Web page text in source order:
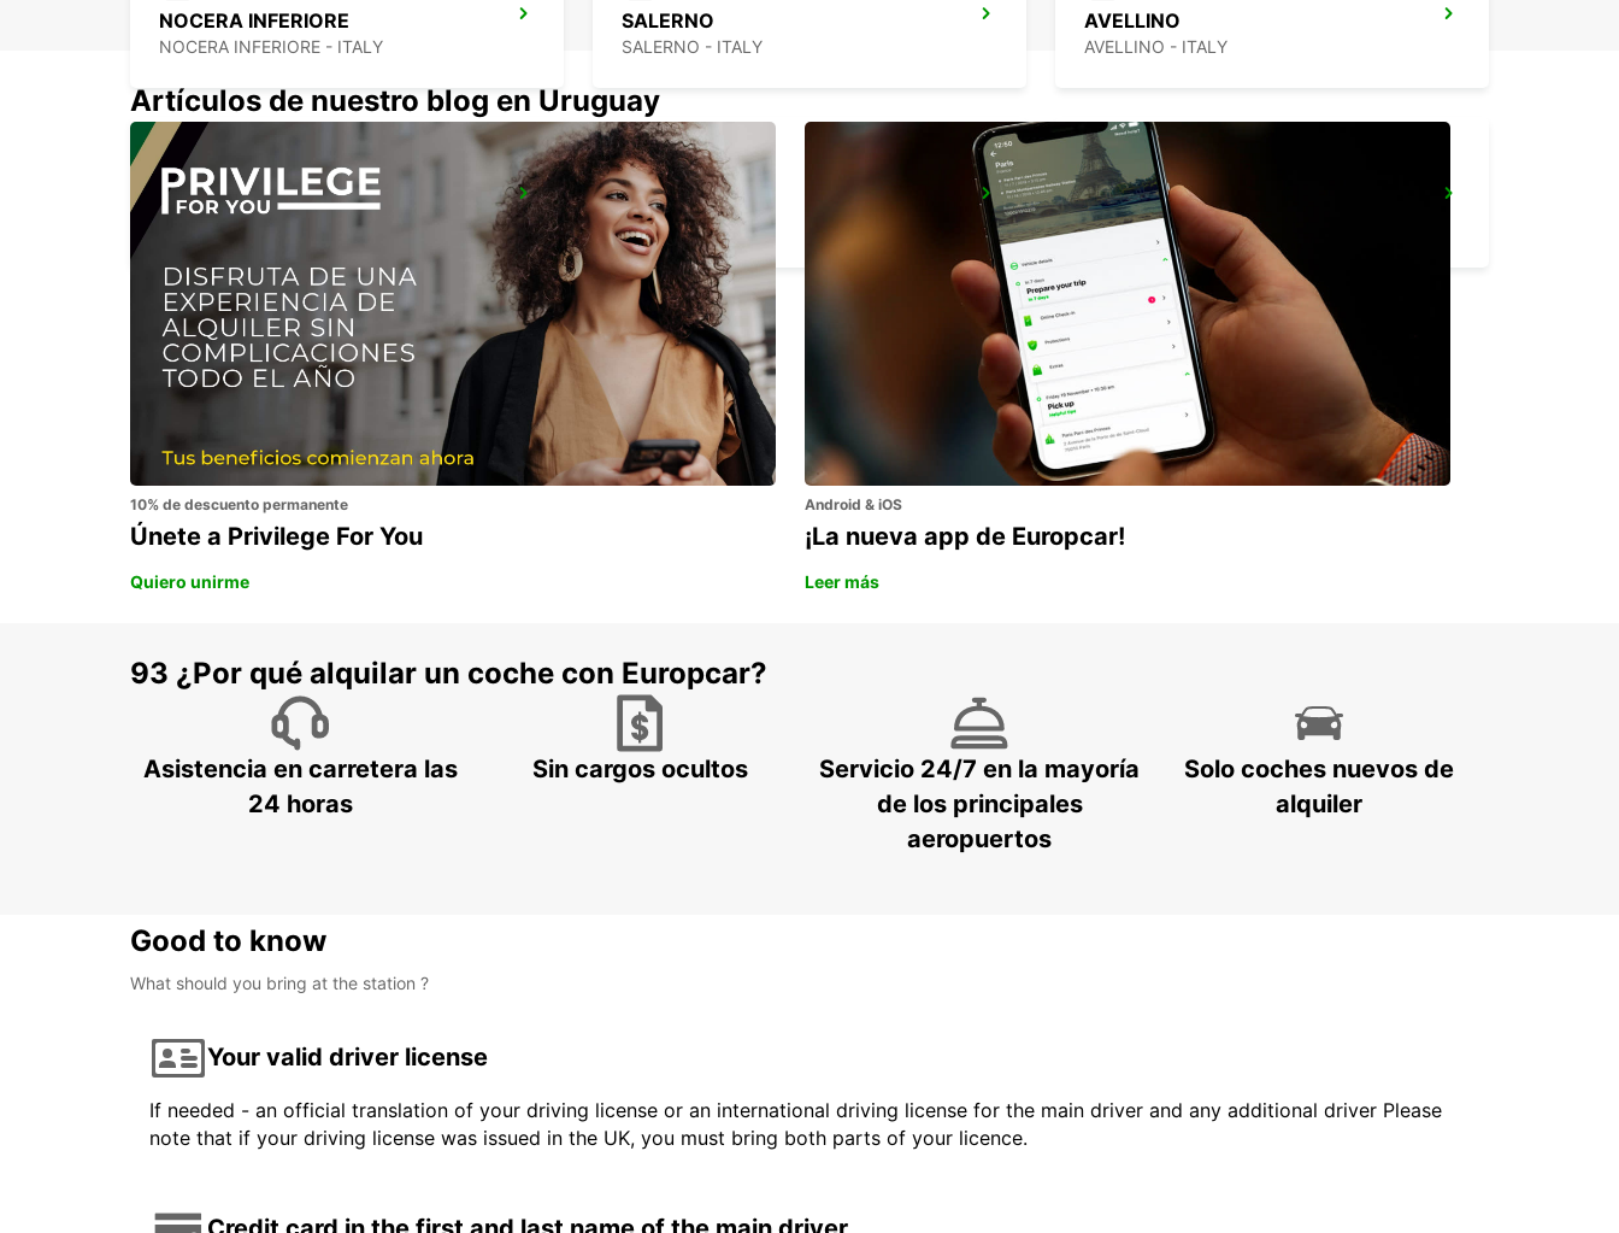
NOCERA INFERIORE
NOCERA INFERIORE - ITALY
SALERNO
SALERNO - ITALY
AVELLINO
AVELLINO - ITALY
LATINA
LATINA - ITALY
FOGGIA
FOGGIA - ITALY
VASTO
VASTO - ITALY
Artículos de nuestro blog en Uruguay
10% de descuento permanente
Únete a Privilege For You
Quiero unirme
Android & iOS
¡La nueva app de Europcar!
Leer más
93 ¿Por qué alquilar un coche con Europcar?
Asistencia en carretera las
24 horas
Sin cargos ocultos
Servicio 24/7 en la mayoría
de los principales
aeropuertos
Solo coches nuevos de
alquiler
Good to know
What should you bring at the station ?
Your valid driver license
If needed - an official translation of your driving license or an international driving license for the main driver and any additional driver Please
note that if your driving license was issued in the UK, you must bring both parts of your licence.